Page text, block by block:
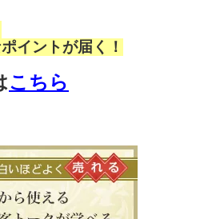
イントが届く！
こちら